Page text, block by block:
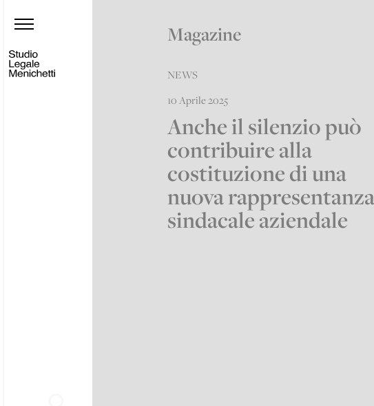
Magazine
NEWS
10 Aprile 2025
Anche il silenzio può
contribuire alla
costituzione di una
nuova rappresentanza
sindacale aziendale